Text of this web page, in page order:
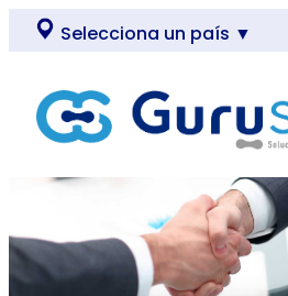
Selecciona un país ▼